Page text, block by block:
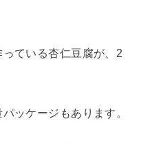
ている杏仁豆腐が、2
ッケージもあります。